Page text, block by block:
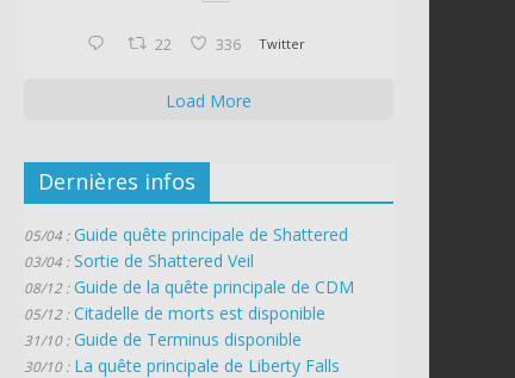
22 336 Twitter
Load More
Dernières infos
05/04 : Guide quête principale de Shattered
03/04 : Sortie de Shattered Veil
08/12 : Guide de la quête principale de CDM
05/12 : Citadelle de morts est disponible
31/10 : Guide de Terminus disponible
30/10 : La quête principale de Liberty Falls